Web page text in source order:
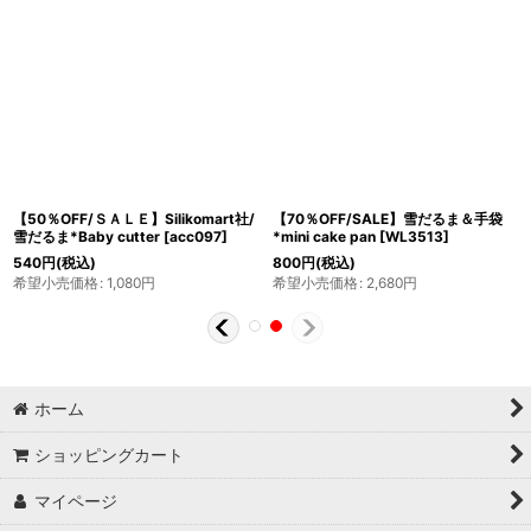
【50％OFF/ＳＡＬＥ】Silikomart社/
雪だるま*Baby cutter [acc097]
540円(税込)
希望小売価格: 1,080円
【70％OFF/SALE】雪だるま＆手袋
*mini cake pan [WL3513]
800円(税込)
希望小売価格: 2,680円
ホーム
ショッピングカート
マイページ